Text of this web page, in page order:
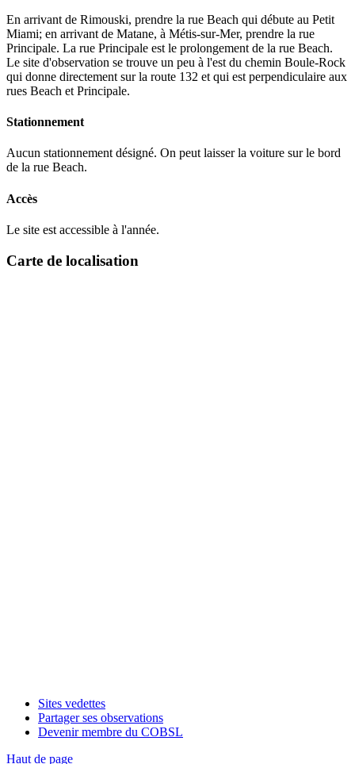
En arrivant de Rimouski, prendre la rue Beach qui débute au Petit
Miami; en arrivant de Matane, à Métis-sur-Mer, prendre la rue
Principale. La rue Principale est le prolongement de la rue Beach.
Le site d'observation se trouve un peu à l'est du chemin Boule-Rock
qui donne directement sur la route 132 et qui est perpendiculaire aux
rues Beach et Principale.
Stationnement
Aucun stationnement désigné. On peut laisser la voiture sur le bord
de la rue Beach.
Accès
Le site est accessible à l'année.
Carte de localisation
Sites vedettes
Partager ses observations
Devenir membre du COBSL
Haut de page